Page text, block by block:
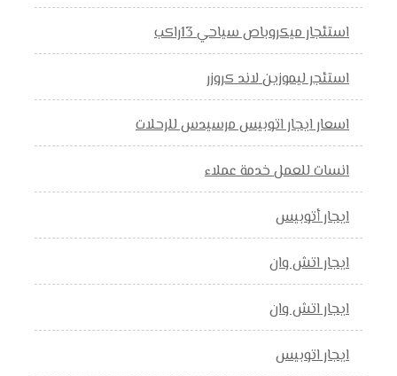
استئجار ميكروباص سياحي 13راكب
استئجر ليموزين لاند كروزر
اسعار ايجار اتوبيس مرسيدس للرحلات
انسات للعمل خدمة عملاء
ايجار أتوبيس
ايجار اتش وان
ايجار اتش وان
ايجار اتوبيس